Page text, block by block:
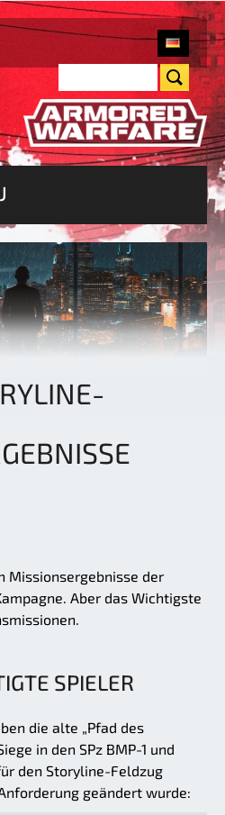
Missionsergebnisse der
Aber das Wichtigste
SPIELER
die alte „Pfad des
in den SPz BMP-1 und
den Storyline-Feldzug
geändert wurde: